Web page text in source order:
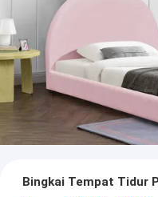
Bingkai Tempat Tidur